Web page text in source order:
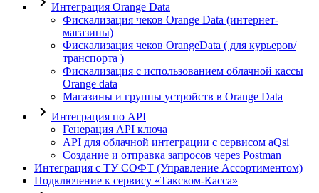
Интеграция Orange Data
Фискализация чеков Orange Data (интернет-
магазины)
Фискализация чеков OrangeData ( для курьеров/
транспорта )
Фискализация с использованием облачной кассы
Orange data
Магазины и группы устройств в Orange Data
Интеграция по API
Генерация API ключа
API для облачной интеграции с сервисом aQsi
Создание и отправка запросов через Postman
Интеграция с ТУ СОФТ (Управление Ассортиментом)
Подключение к сервису «Такском-Касса»